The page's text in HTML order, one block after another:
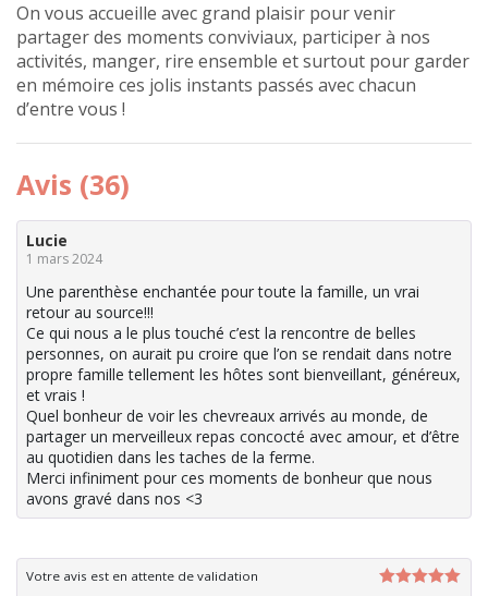
On vous accueille avec grand plaisir pour venir
partager des moments conviviaux, participer à nos
activités, manger, rire ensemble et surtout pour garder
en mémoire ces jolis instants passés avec chacun
d’entre vous !
Avis (36)
Lucie
1 mars 2024
Une parenthèse enchantée pour toute la famille, un vrai
retour au source!!!
Ce qui nous a le plus touché c’est la rencontre de belles
personnes, on aurait pu croire que l’on se rendait dans notre
propre famille tellement les hôtes sont bienveillant, généreux,
et vrais !
Quel bonheur de voir les chevreaux arrivés au monde, de
partager un merveilleux repas concocté avec amour, et d’être
au quotidien dans les taches de la ferme.
Merci infiniment pour ces moments de bonheur que nous
avons gravé dans nos <3
Votre avis est en attente de validation